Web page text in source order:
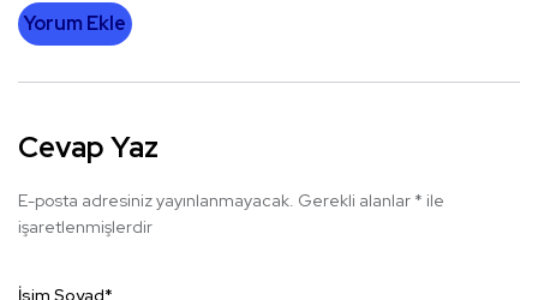
Yorum Ekle
Cevap Yaz
E-posta adresiniz yayınlanmayacak. Gerekli alanlar * ile
işaretlenmişlerdir
İsim Soyad*